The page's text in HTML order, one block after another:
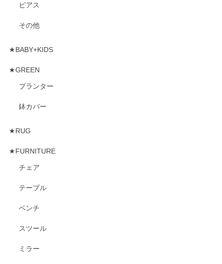
ピアス
その他
★BABY+KIDS
★GREEN
プランター
鉢カバー
★RUG
★FURNITURE
チェア
テーブル
ベンチ
スツール
ミラー